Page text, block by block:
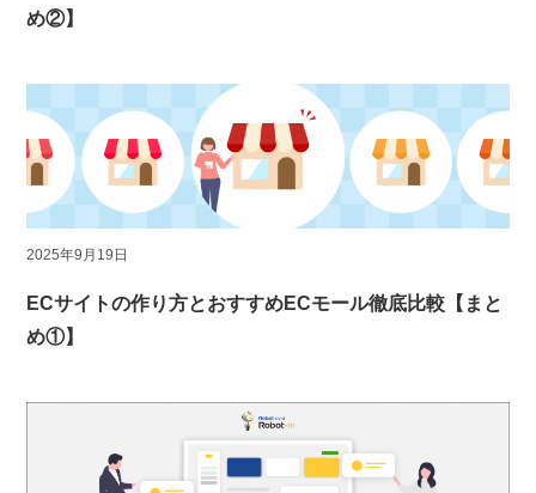
め②】
2025年9月19日
ECサイトの作り方とおすすめECモール徹底比較【まと
め①】